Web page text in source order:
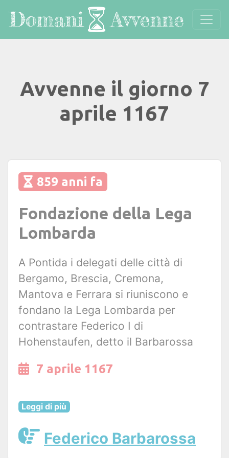
Avvenne il giorno 7
aprile 1167
859 anni fa
Fondazione della Lega
Lombarda
A Pontida i delegati delle città di
Bergamo, Brescia, Cremona,
Mantova e Ferrara si riuniscono e
fondano la Lega Lombarda per
contrastare Federico I di
Hohenstaufen, detto il Barbarossa
7 aprile 1167
Leggi di più
Federico Barbarossa